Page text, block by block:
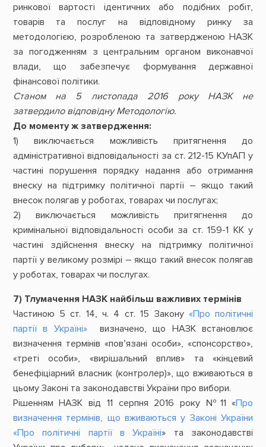
ринкової вартості ідентичних або подібних робіт,
товарів та послуг на відповідному ринку за
методологією, розробленою та затвердженою НАЗК
за погодженням з центральним органом виконавчої
влади, що забезпечує формування державної
фінансової політики.
Станом на 5 листопада 2016 року НАЗК не
затвердило відповідну Методологію.
До моменту ж затвердження:
1) виключається можливість притягнення до
адміністративної відповідальності за ст. 212-15 КУпАП у
частині порушення порядку надання або отримання
внеску на підтримку політичної партії – якщо такий
внесок полягав у роботах, товарах чи послугах;
2) виключається можливість притягнення до
кримінальної відповідальності особи за ст. 159-1 КК у
частині здійснення внеску на підтримку політичної
партії у великому розмірі – якщо такий внесок полягав
у роботах, товарах чи послугах.
7) Тлумачення НАЗК найбільш важливих термінів
Частиною 5 ст. 14, ч. 4 ст. 15 Закону «Про політичні
партії в Україні»визначено, що НАЗК встановлює
визначення термінів «пов’язані особи», «спонсорство»,
«треті особи», «вирішальний вплив» та «кінцевий
бенефіціарний власник (контролер)», що вживаються в
цьому Законі та законодавстві України про вибори.
Рішенням НАЗК від 11 серпня 2016 року №11 «Про
визначення термінів, що вживаються у Законі України
«Про політичні партії в Україні» та законодавстві